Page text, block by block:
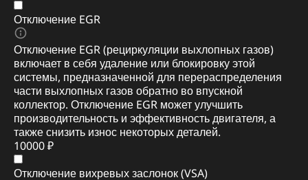
Отключение EGR
Отключение EGR (рециркуляции выхлопных газов)
включает в себя удаление или блокировку этой
системы, предназначенной для перераспределения
части выхлопных газов обратно во впускной
коллектор. Отключение EGR может улучшить
производительность и эффективность двигателя, а
также снизить износ некоторых деталей.
10000 ₽
Отключение вихревых заслонок (VSA)